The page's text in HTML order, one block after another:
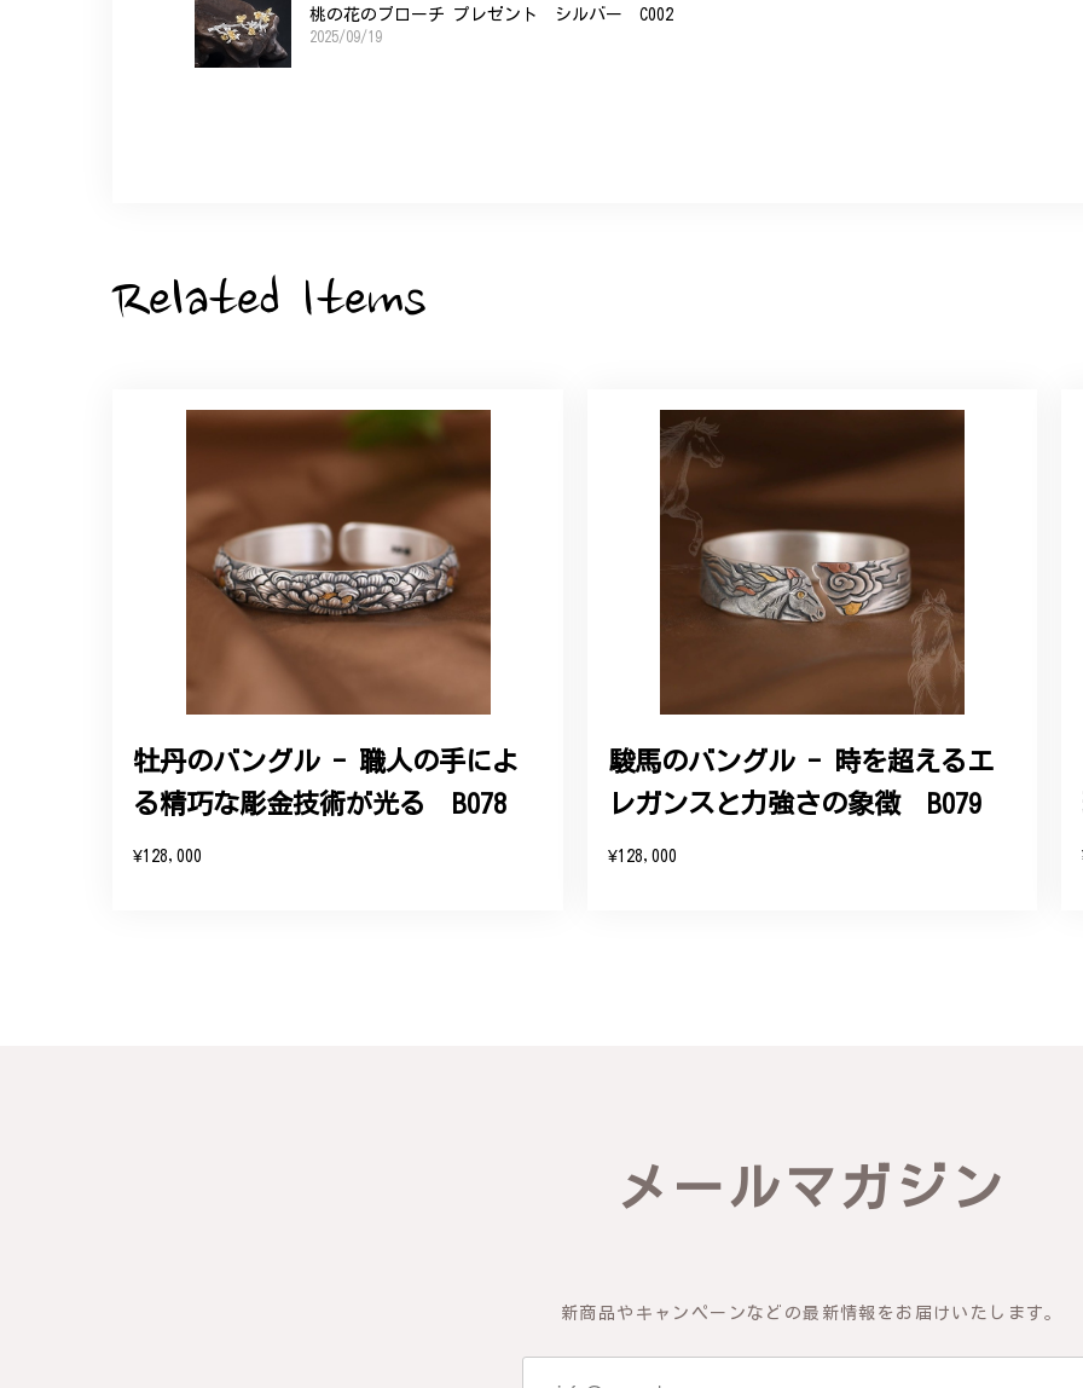
桃の花のブローチ プレゼント シルバー C002
2025/09/19
大切な節目のお祝いに、母へのプレゼント用に購入させていただきました。実際に目にすると 華美すぎず丁寧なデ
【オーダーメイド】オリジナルリング
2025/06/16
こちらのオーダーの細かい調整に何度も対応していただき、ありがとうございました。
エレガントな蛇バングル！高級感あるスタイリッシュなデザイン B058
バングルの腕周りのサイズ直しも料金に含まれており、こちらからの質問にも速やかに回答下さり、信頼できるシ
この度は素晴らしいレビューをいただき、誠にありがとうございます。お客様にご満足いただけたこ
参りますので、何かございましたらいつでもお気軽にご連絡ください。引き続きどうぞよろしくお願
この度は梨の花の指輪をお選びいただき、誠にありがとうございました。お客様にご満足いただけた
らも心を込めた作品をお届けできるよう努めてまいりますので、どうぞ末永くご愛用ください。また
梅の花のかんざし - まるで本物の梅の花が咲いているかのような繊細さ K145
Related Items
牡丹のバングル - 職人の手によ
る精巧な彫金技術が光る B078
¥128,000
駿馬のバングル - 時を超えるエ
レガンスと力強さの象徴 B079
¥128,000
メールマガジン
新商品やキャンペーンなどの最新情報をお届けいたします。